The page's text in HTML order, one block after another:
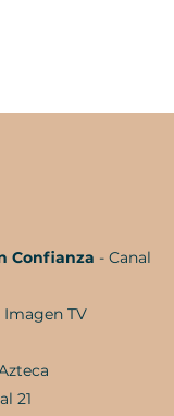
Confianza - Canal
Imagen TV
21